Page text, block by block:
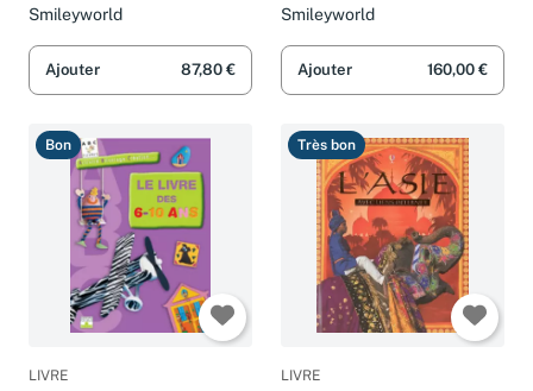
Emoticônes - Avec plus
ans
Smileyworld
Ajouter 87,80 €
- Avec plus de 2 800
Smileyworld
Ajouter 160,00 €
Bon
LIVRE
Très bon
LIVRE